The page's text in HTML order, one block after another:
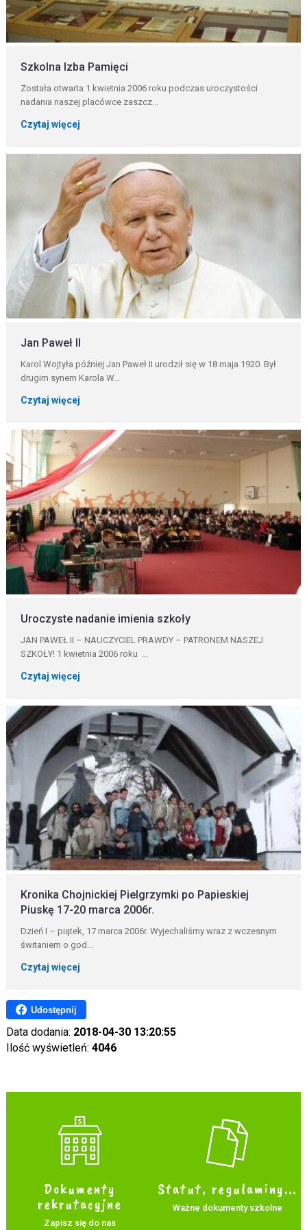
Szkolna Izba Pamięci
Została otwarta 1 kwietnia 2006 roku podczas uroczystości
nadania naszej placówce zaszcz...
Czytaj więcej
Jan Paweł II
Karol Wojtyła później Jan Paweł II urodził się w 18 maja 1920. Był
drugim synem Karola W...
Czytaj więcej
Uroczyste nadanie imienia szkoły
JAN PAWEŁ II – NAUCZYCIEL PRAWDY – PATRONEM NASZEJ
SZKOŁY! 1 kwietnia 2006 roku ...
Czytaj więcej
Kronika Chojnickiej Pielgrzymki po Papieskiej
Piuskę 17-20 marca 2006r.
Dzień I – piątek, 17 marca 2006r. Wyjechaliśmy wraz z wczesnym
świtaniem o god...
Czytaj więcej
Udostępnij
Data dodania: 2018-04-30 13:20:55
Ilość wyświetleń: 4046
Dokumenty
rekrutacyjne
Zapisz się do nas
Statut, regulaminy...
Ważne dokumenty szkolne